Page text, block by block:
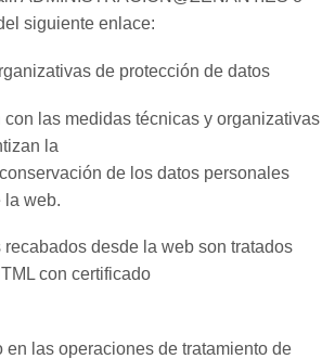
siguiente enlace:
de protección de datos
con las medidas técnicas y organizativas
la
de los datos personales
la web.
recabados desde la web son tratados
con certificado
en las operaciones de tratamiento de